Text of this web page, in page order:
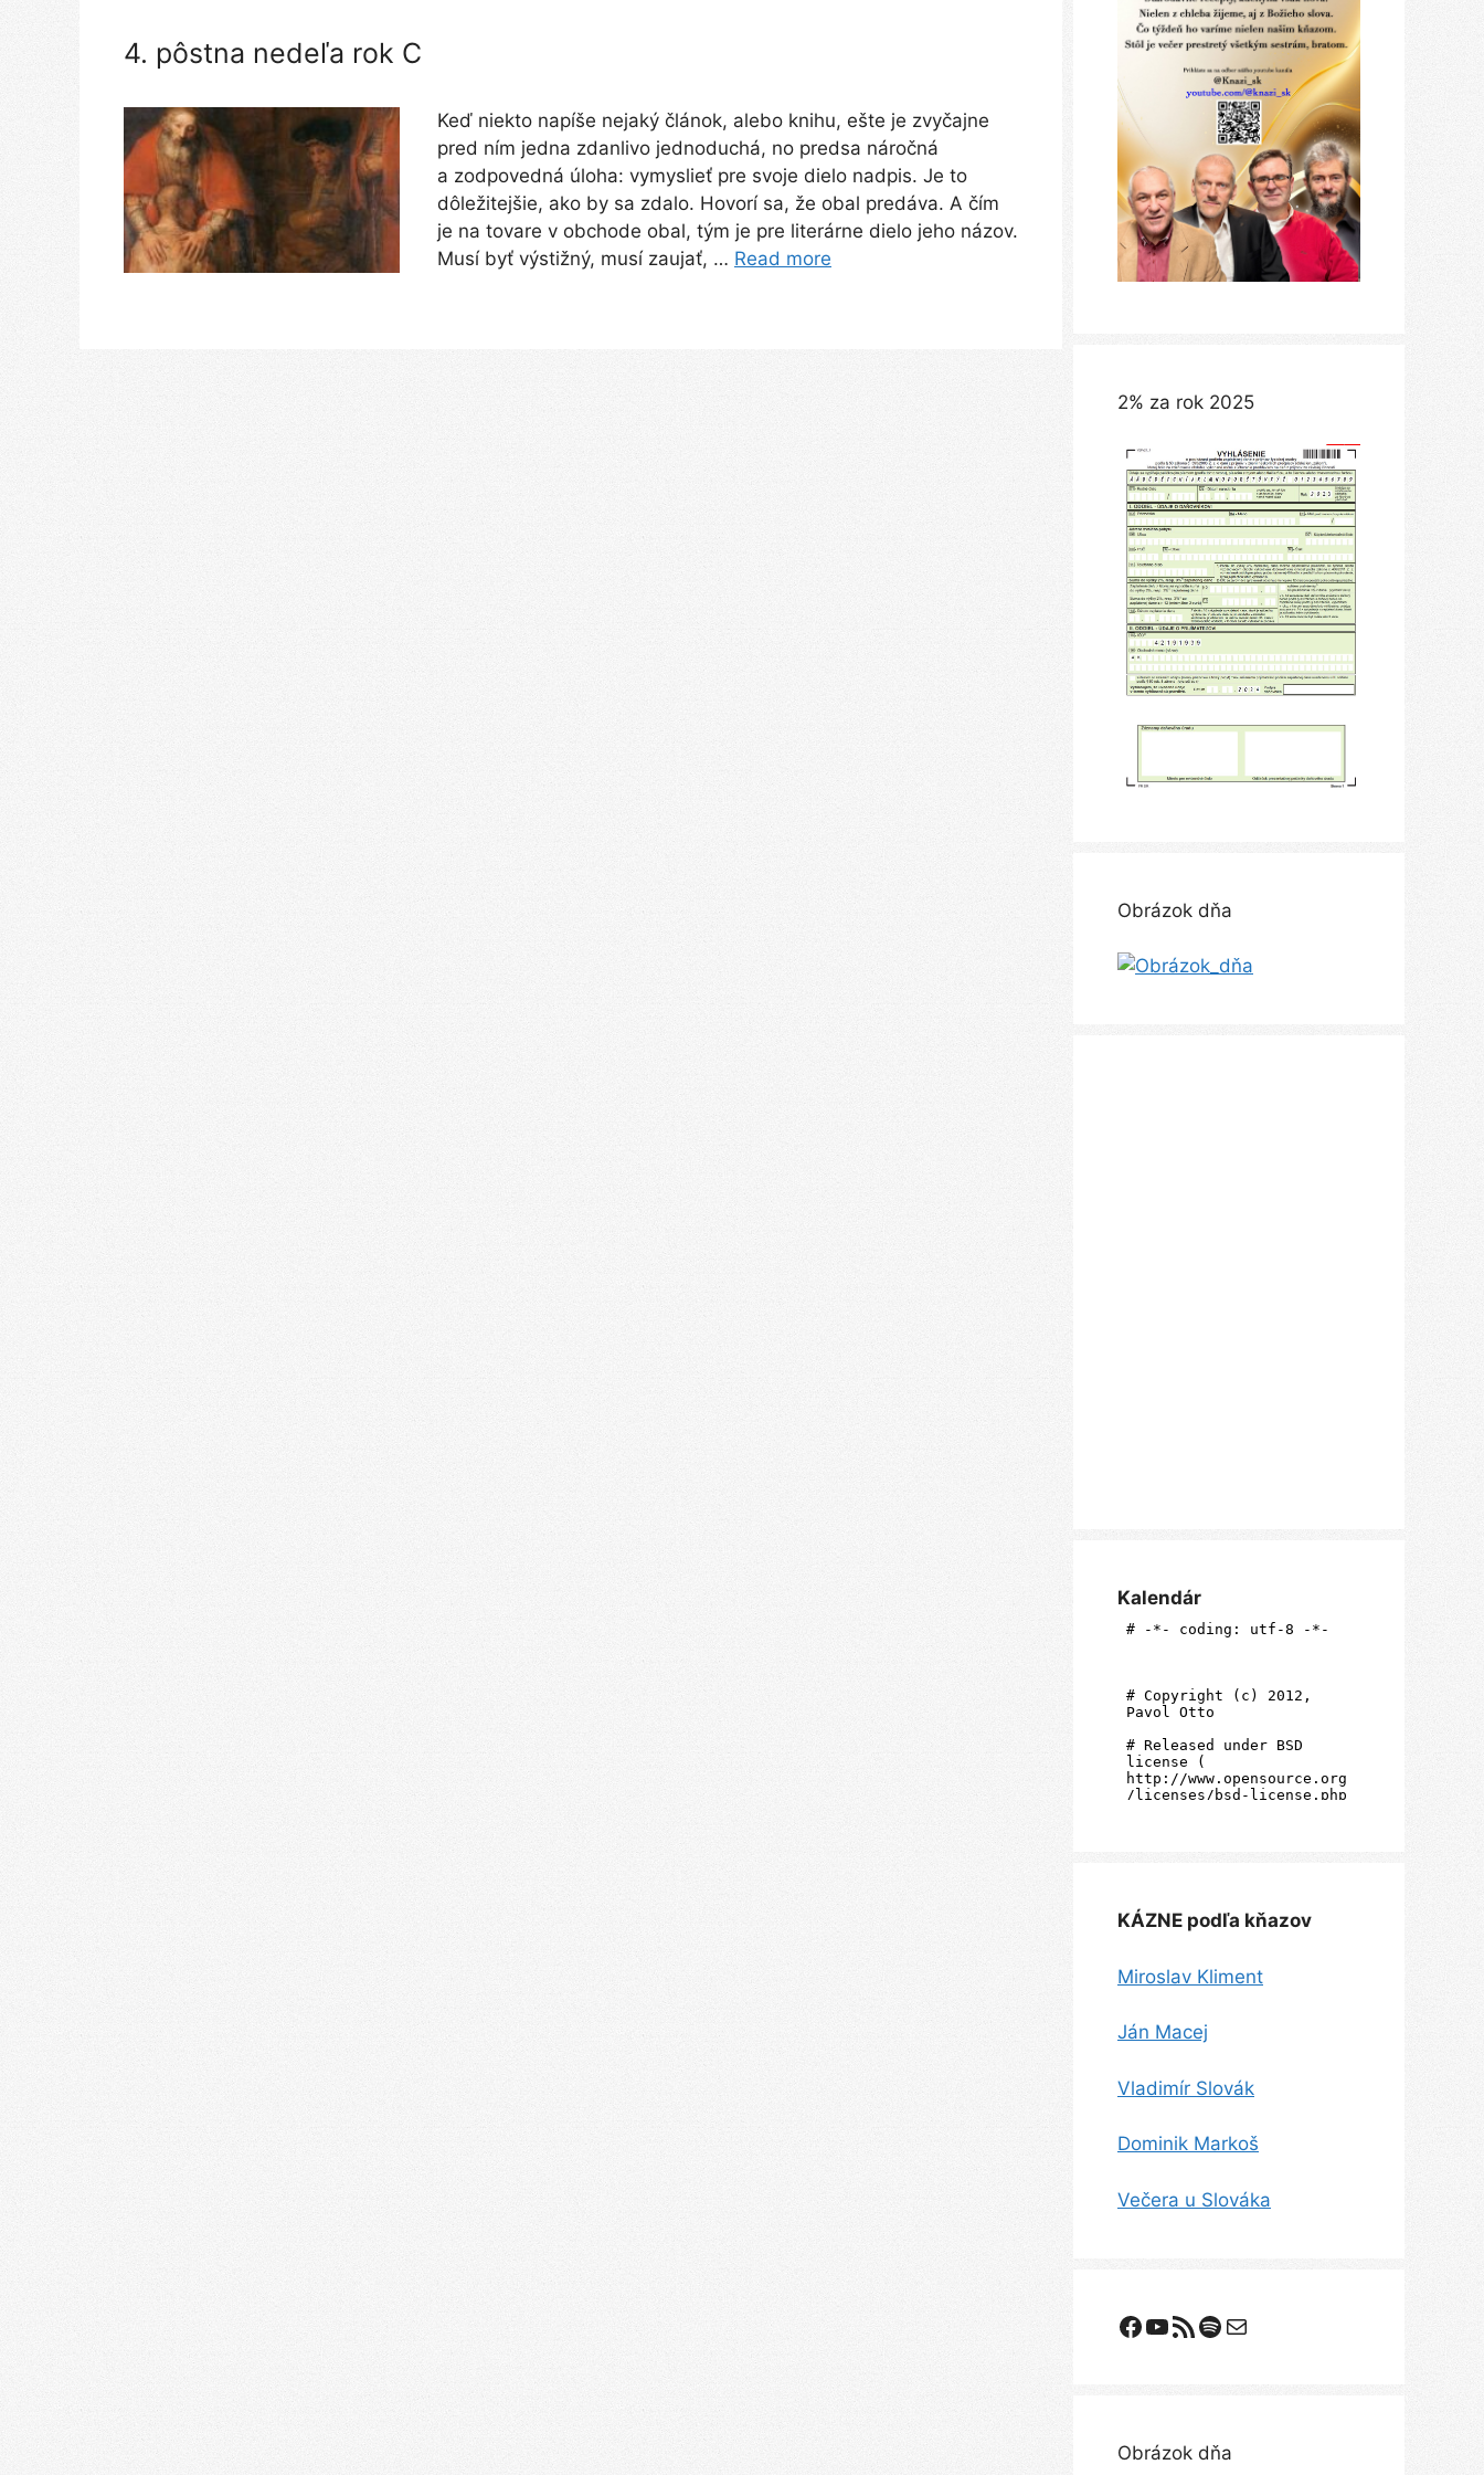
4. pôstna nedeľa rok C
Keď niekto napíše nejaký článok, alebo knihu, ešte je zvyčajne
pred ním jedna zdanlivo jednoduchá, no predsa náročná
a zodpovedná úloha: vymyslieť pre svoje dielo nadpis. Je to
dôležitejšie, ako by sa zdalo. Hovorí sa, že obal predáva. A čím
je na tovare v obchode obal, tým je pre literárne dielo jeho názov.
Musí byť výstižný, musí zaujať, … Read more
2% za rok 2025
Obrázok dňa
Kalendár
KÁZNE podľa kňazov
Miroslav Kliment
Ján Macej
Vladimír Slovák
Dominik Markoš
Večera u Slováka
Facebook
YouTube
Odoberanie RSSSpotify
E-mail
Obrázok dňa